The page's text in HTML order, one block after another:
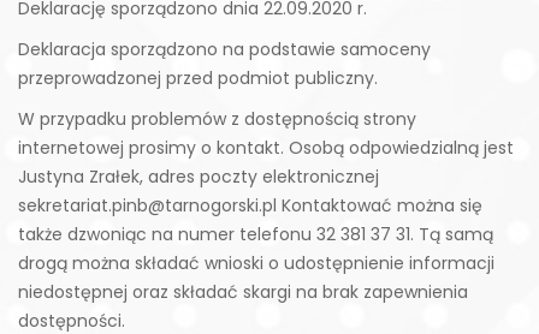
Deklarację sporządzono dnia 22.09.2020 r.
Deklaracja sporządzono na podstawie samoceny
przeprowadzonej przed podmiot publiczny.
W przypadku problemów z dostępnością strony
internetowej prosimy o kontakt. Osobą odpowiedzialną jest
Justyna Zrałek, adres poczty elektronicznej
sekretariat.pinb@tarnogorski.pl Kontaktować można się
także dzwoniąc na numer telefonu 32 381 37 31. Tą samą
drogą można składać wnioski o udostępnienie informacji
niedostępnej oraz składać skargi na brak zapewnienia
dostępności.